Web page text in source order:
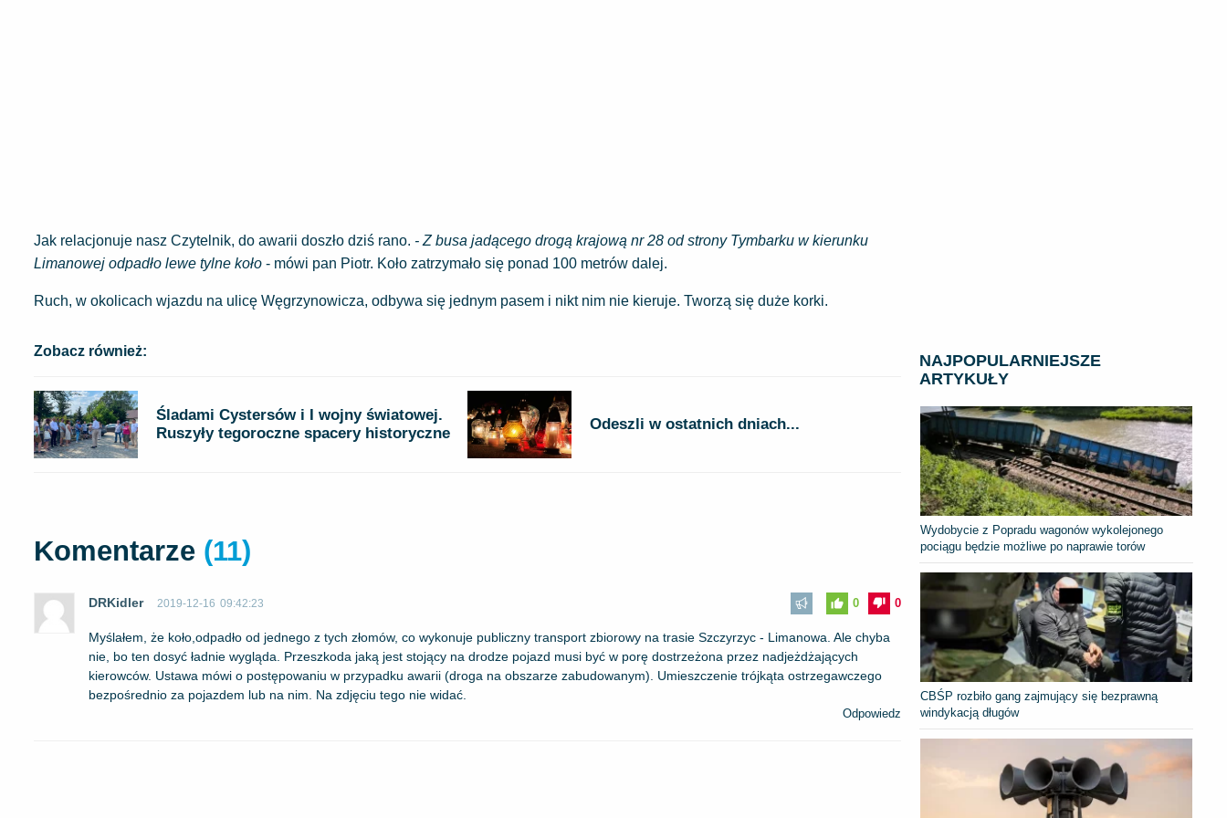
Jak relacjonuje nasz Czytelnik, do awarii doszło dziś rano. - Z busa jadącego drogą krajową nr 28 od strony Tymbarku w kierunku
Limanowej odpadło lewe tylne koło - mówi pan Piotr. Koło zatrzymało się ponad 100 metrów dalej.
Ruch, w okolicach wjazdu na ulicę Węgrzynowicza, odbywa się jednym pasem i nikt nim nie kieruje. Tworzą się duże korki.
Zobacz również:
Śladami Cystersów i I wojny światowej.
Ruszyły tegoroczne spacery historyczne
Odeszli w ostatnich dniach...
Komentarze (11)
DRKidler 2019-12-16 09:42:23 0
0
Myślałem, że koło,odpadło od jednego z tych złomów, co wykonuje publiczny transport zbiorowy na trasie Szczyrzyc - Limanowa. Ale chyba
nie, bo ten dosyć ładnie wygląda. Przeszkoda jaką jest stojący na drodze pojazd musi być w porę dostrzeżona przez nadjeżdżających
kierowców. Ustawa mówi o postępowaniu w przypadku awarii (droga na obszarze zabudowanym). Umieszczenie trójkąta ostrzegawczego
bezpośrednio za pojazdem lub na nim. Na zdjęciu tego nie widać.
Odpowiedz
NAJPOPULARNIEJSZE
ARTYKUŁY
Wydobycie z Popradu wagonów wykolejonego
pociągu będzie możliwe po naprawie torów
CBŚP rozbiło gang zajmujący się bezprawną
windykacją długów